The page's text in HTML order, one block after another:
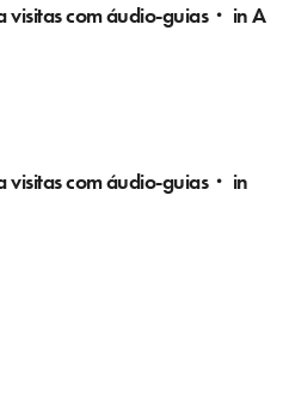
visitas com áudio-guias・ in A
visitas com áudio-guias・ in